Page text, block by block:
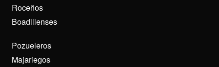
Roceños
Boadillenses
Pozueleros
Majariegos